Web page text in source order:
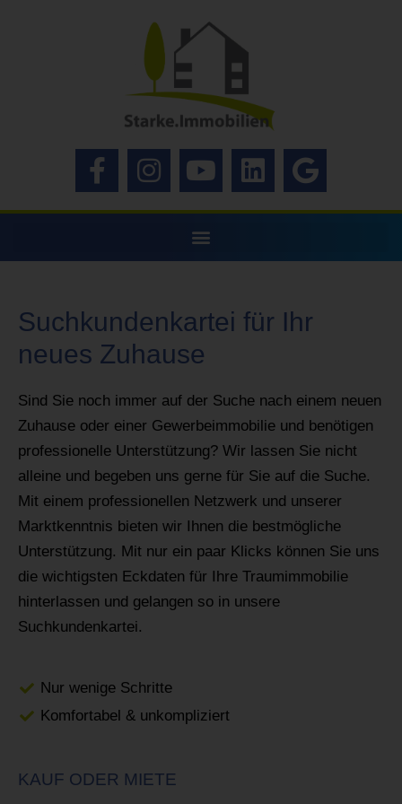
Suchkundenkartei für Ihr
neues Zuhause
Sind Sie noch immer auf der Suche nach einem neuen
Zuhause oder einer Gewerbeimmobilie und benötigen
professionelle Unterstützung? Wir lassen Sie nicht
alleine und begeben uns gerne für Sie auf die Suche.
Mit einem professionellen Netzwerk und unserer
Marktkenntnis bieten wir Ihnen die bestmögliche
Unterstützung. Mit nur ein paar Klicks können Sie uns
die wichtigsten Eckdaten für Ihre Traumimmobilie
hinterlassen und gelangen so in unsere
Suchkundenkartei.
Nur wenige Schritte
Komfortabel & unkompliziert
KAUF ODER MIETE